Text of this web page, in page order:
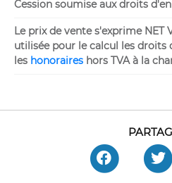
Cession soumise aux droits
Le prix de vente s'exprime NET
utilisée pour le calcul les
les honoraires hors TVA à la